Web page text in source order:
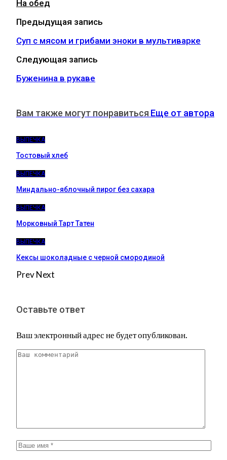
На обед
Предыдущая запись
Суп с мясом и грибами эноки в мультиварке
Следующая запись
Буженина в рукаве
Вам также могут понравиться Еще от автора
ВЫПЕЧКА
Тостовый хлеб
ВЫПЕЧКА
Миндально-яблочный пирог без сахара
ВЫПЕЧКА
Морковный Тарт Татен
ВЫПЕЧКА
Кексы шоколадные с черной смородиной
PrevNext
Оставьте ответ
Ваш электронный адрес не будет опубликован.